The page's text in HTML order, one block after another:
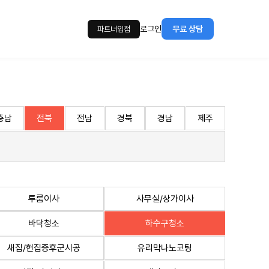
파트너입점 로그인 무료 상담
남 전북 전남 경북 경남 제주
투룸이사 사무실/상가이사
바닥청소 하수구청소
새집/헌집증후군시공 유리막나노코팅